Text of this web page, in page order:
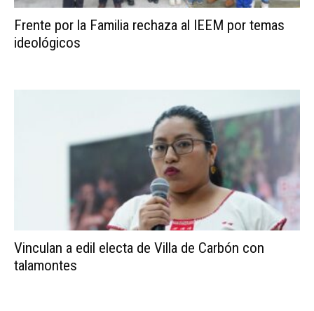
Frente por la Familia rechaza al IEEM por temas
ideológicos
Vinculan a edil electa de Villa de Carbón con
talamontes